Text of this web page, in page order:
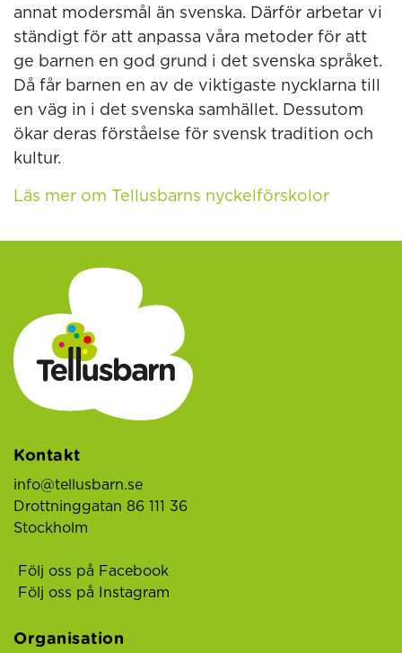
annat modersmål än svenska. Därför arbetar vi
ständigt för att anpassa våra metoder för att
ge barnen en god grund i det svenska språket.
Då får barnen en av de viktigaste nycklarna till
en väg in i det svenska samhället. Dessutom
ökar deras förståelse för svensk tradition och
kultur.
Läs mer om Tellusbarns nyckelförskolor
Kontakt
info@tellusbarn.se
Drottninggatan 86 111 36
Stockholm
Följ oss på Facebook
Följ oss på Instagram
Organisation